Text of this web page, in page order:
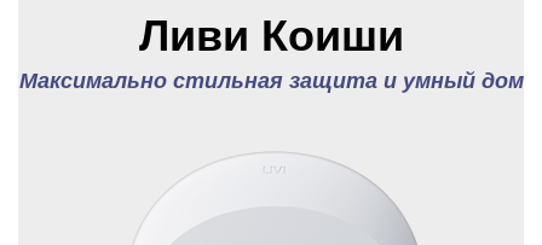
Ливи Коиши
Максимально стильная защита и умный дом